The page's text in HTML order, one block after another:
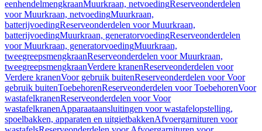
eenhendelmengkraanMuurkraan, netvoedingReserveonderdelen
voor Muurkraan, netvoedingMuurkraan,
batterijvoedingReserveonderdelen voor Muurkraan,
batterijvoedingMuurkraan, generatorvoedingReserveonderdelen
voor Muurkraan, generatorvoedingMuurkraan,
tweegreepsmengkraanReserveonderdelen voor Muurkraan,
tweegreepsmengkraanVerdere kranenReserveonderdelen voor
Verdere kranenVoor gebruik buitenReserveonderdelen voor Voor
gebruik buitenToebehorenReserveonderdelen voor ToebehorenVoor
wastafelkranenReserveonderdelen voor Voor
wastafelkranenApparaataansluitingen voor wastafelopstelling,
spoelbakken, apparaten en uitgietbakkenAfvoergarnituren voor